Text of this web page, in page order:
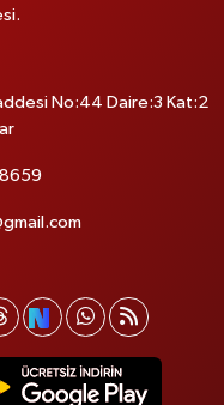
No:44 Daire:3 Kat:2